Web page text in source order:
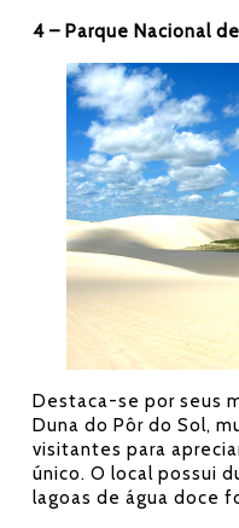
4 – Parque Nacional
Destaca-se por seus
Duna do Pôr do Sol,
visitantes para
único. O local possui
lagoas de água doce